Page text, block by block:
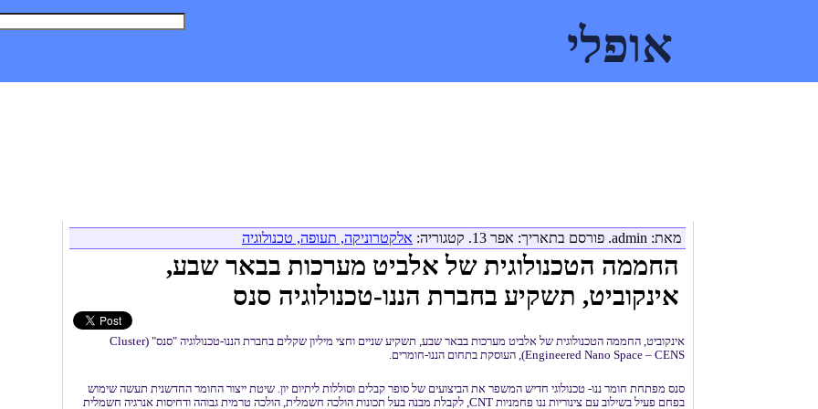
אופלי
מאת: admin. פורסם בתאריך: אפר 13. קטגוריה: אלקטרוניקה, תעופה, טכנולוגיה
החממה הטכנולוגית של אלביט מערכות בבאר שבע,
אינקוביט, תשקיע בחברת הננו-טכנולוגיה סנס
אינקוביט, החממה הטכנולוגית של אלביט מערכות בבאר שבע, תשקיע שניים וחצי מיליון שקלים בחברת הננו-טכנולוגיה "סנס" (Cluster
Engineered Nano Space – CENS), העוסקת בתחום הננו-חומרים.
סנס מפתחת חומר ננו- טכנולוגי חדיש המשפר את הביצועים של סופר קבלים וסוללות ליתיום יון. שיטת ייצור החומר החדשנית תעשה שימוש
בפחם פעיל בשילוב עם צינוריות ננו פחמניות CNT, לקבלת מבנה בעל תכונות הולכה חשמלית, הולכה טרמית גבוהה ודחיסות אנרגיה חשמלית